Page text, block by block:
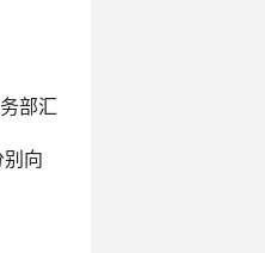
部汇
向